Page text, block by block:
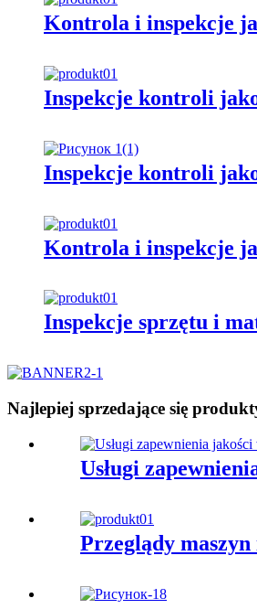
Kontrola i inspekcje
Inspekcje kontroli
Inspekcje kontroli
Kontrola i inspekcje
Inspekcje sprzętu i
Najlepiej sprzedające się
Usługi
Przeglądy